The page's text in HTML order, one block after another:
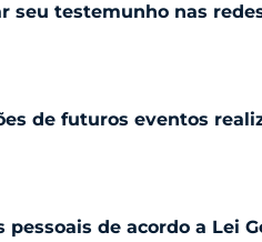
testemunho nas
de futuros eventos
de acordo a Lei